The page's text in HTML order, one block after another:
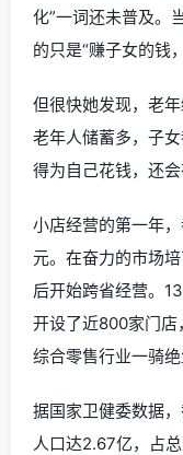
化”一词还未普及。
的只是“赚子女的钱
但很快她发现，老
老年人储蓄多，子
得为自己花钱，还
小店经营的第一年
元。在奋力的市场
后开始跨省经营。
开设了近800家门
综合零售行业一骑绝
据国家卫健委数据
人口达2.67亿，占